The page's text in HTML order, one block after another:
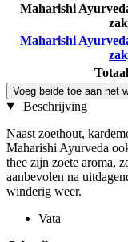
Maharishi
Maharishi
Voeg beide toe aan het
Beschrijving
Naast zoethout,
Maharishi Ayurveda
thee zijn zoete aroma,
aanbevolen na
winderig weer.
Vata